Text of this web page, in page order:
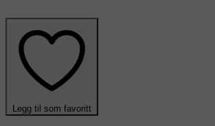
Legg til som favoritt